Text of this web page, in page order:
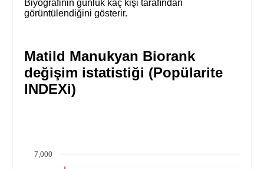
Biyografinin günlük kaç kişi tarafından
görüntülendiğini gösterir.
Matild Manukyan Biorank
değişim istatistiği (Popülarite
INDEXi)
7,000